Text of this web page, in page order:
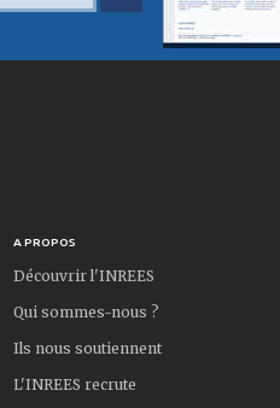
A PROPOS
Découvrir l'INREES
Qui sommes-nous ?
Ils nous soutiennent
L'INREES recrute